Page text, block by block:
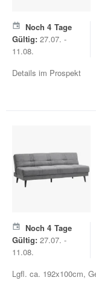
Noch 4 Tage
Gültig: 27.07. -
11.08.
Details im Prospekt
Noch 4 Tage
Gültig: 27.07. -
11.08.
Lgfl. ca. 192x100cm,